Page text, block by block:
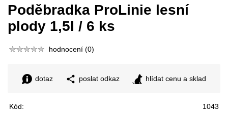
Poděbradka ProLinie lesní
plody 1,5l / 6 ks
hodnocení (0)
dotaz poslat odkaz hlídat cenu a sklad
Kód:
1043